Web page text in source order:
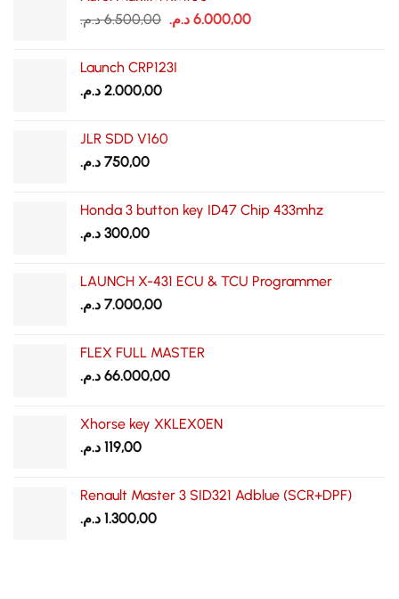
était :
est :
6.500,00 د.م.
Le
était :
6.000,00 د.م.
Le
Launch CRP123I
2.000,00 د.م.
JLR SDD V160
750,00 د.م.
Honda 3 button key ID47 Chip 433mhz
300,00 د.م.
LAUNCH X-431 ECU & TCU Programmer
7.000,00 د.م.
FLEX FULL MASTER
66.000,00 د.م.
Xhorse key XKLEX0EN
119,00 د.م.
Renault Master 3 SID321 Adblue (SCR+DPF)
1.300,00 د.م.